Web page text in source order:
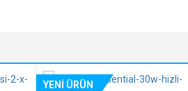
YENİ ÜRÜN